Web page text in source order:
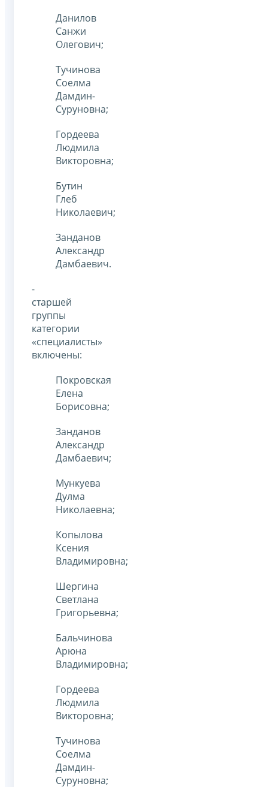
Данилов
Санжи
Олегович;
Тучинова
Соелма
Дамдин-
Суруновна;
Гордеева
Людмила
Викторовна;
Бутин
Глеб
Николаевич;
Занданов
Александр
Дамбаевич.
-
старшей
группы
категории
«специалисты»
включены:
Покровская
Елена
Борисовна;
Занданов
Александр
Дамбаевич;
Мункуева
Дулма
Николаевна;
Копылова
Ксения
Владимировна;
Шергина
Светлана
Григорьевна;
Бальчинова
Арюна
Владимировна;
Гордеева
Людмила
Викторовна;
Тучинова
Соелма
Дамдин-
Суруновна;